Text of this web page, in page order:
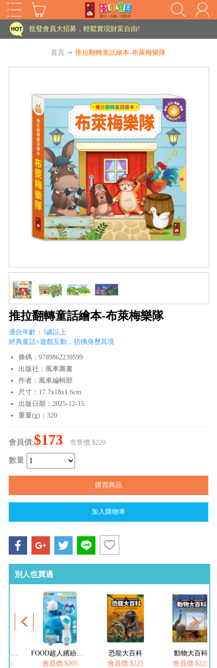
HOT
家長樂了!「風車書版集團暨FOOD超人企業總部」目前正興建中!
批發會員大招募，輕鬆實現財富自由!
老師您好!!幼教會員火熱招募中~
批發會員大招募，輕鬆實現財富自由!
老師您好!!幼教會員火熱招募中~
海外購物免煩惱！點我查看『海外購物流程說明』
首頁 ➙ 推拉翻轉童話繪本-布萊梅樂隊
推拉翻轉童話繪本-布萊梅樂隊
適合年齡：3歲以上
經典童話+遊戲互動，彷彿身歷其境
條碼：9789862239599
出版社：風車圖書
作者：風車編輯部
尺寸：17.7x18x1.6cm
出版日期：2025-12-15
重量(g)：320
會員價:$173 市售價:$220
數量
別人也買過
恐龍大百科
會員價:$225
動物大百科
會員價:$225
會員價:$252